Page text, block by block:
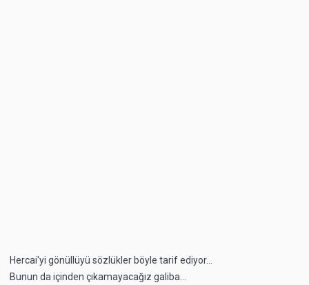
Hercai'yi gönüllüyü sözlükler böyle tarif ediyor...
Bunun da içinden çıkamayacağız galiba...